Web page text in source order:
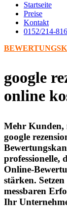
Startseite
Preise
Kontakt
0152/214-
google
online
Mehr Kunden,
google
professionelle,
Online-
stärken.
messbaren
Ihr